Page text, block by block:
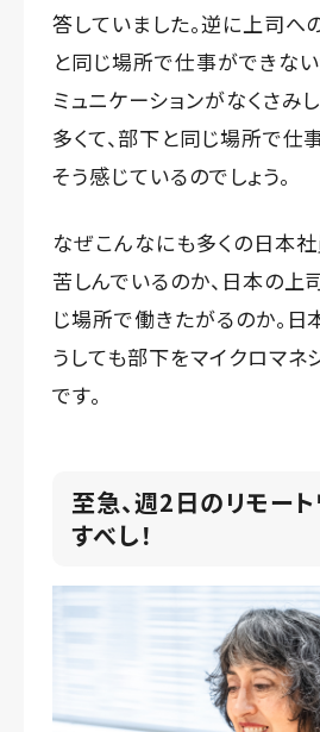
答していました。逆に上司へ
と同じ場所で仕事ができない
ミュニケーションがなくさみ
多くて、部下と同じ場所で仕
そう感じているのでしょう。
なぜこんなにも多くの日本
苦しんでいるのか、日本の
じ場所で働きたがるのか。
うしても部下をマイクロマネ
です。
至急、週2日のリモー
すべし！